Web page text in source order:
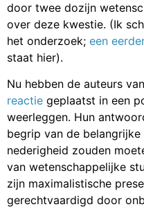
door twee dozijn
over deze kwestie. (Ik
het onderzoek; een
staat hier).
Nu hebben de auteurs
reactie geplaatst in een
weerleggen. Hun
begrip van de
nederigheid zouden
van wetenschappelijke
zijn maximalistische
gerechtvaardigd door